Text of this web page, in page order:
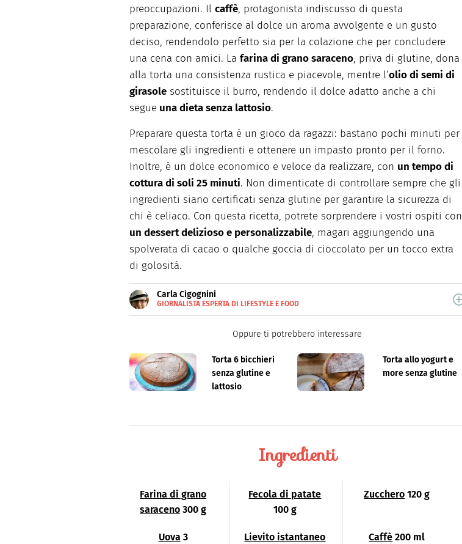
preoccupazioni. Il caffè, protagonista indiscusso di questa
preparazione, conferisce al dolce un aroma avvolgente e un gusto
deciso, rendendolo perfetto sia per la colazione che per concludere
una cena con amici. La farina di grano saraceno, priva di glutine, dona
alla torta una consistenza rustica e piacevole, mentre l’olio di semi di
girasole sostituisce il burro, rendendo il dolce adatto anche a chi
segue una dieta senza lattosio.
Preparare questa torta è un gioco da ragazzi: bastano pochi minuti per
mescolare gli ingredienti e ottenere un impasto pronto per il forno.
Inoltre, è un dolce economico e veloce da realizzare, con un tempo di
cottura di soli 25 minuti. Non dimenticate di controllare sempre che gli
ingredienti siano certificati senza glutine per garantire la sicurezza di
chi è celiaco. Con questa ricetta, potrete sorprendere i vostri ospiti con
un dessert delizioso e personalizzabile, magari aggiungendo una
spolverata di cacao o qualche goccia di cioccolato per un tocco extra
di golosità.
Carla Cigognini
GIORNALISTA ESPERTA DI LIFESTYLE E FOOD
Giornalista pubblicista, scrive da anni di cucina e lifestyle.
Oppure ti potrebbero interessare
Torta 6 bicchieri
senza glutine e
lattosio
Torta allo yogurt e
more senza glutine
Ingredienti
Farina di grano
saraceno 300 g
Fecola di patate
100 g
Zucchero 120 g
Uova 3
Lievito istantaneo
Caffè 200 ml